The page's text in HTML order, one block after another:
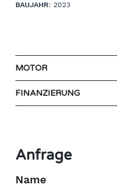
BAUJAHR: 2023
MOTOR
FINANZIERUNG
Anfrage
Name